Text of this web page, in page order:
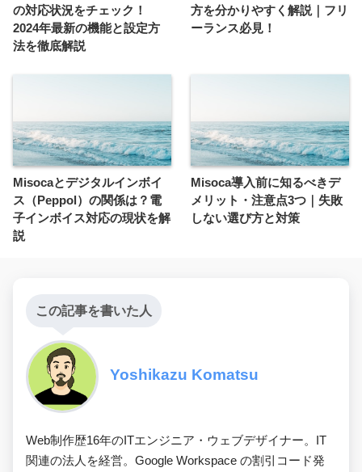
の対応状況をチェック！
2024年最新の機能と設定方
法を徹底解説
方を分かりやすく解説｜フリ
ーランス必見！
Misocaとデジタルインボイ
ス（Peppol）の関係は？電
子インボイス対応の現状を解
説
Misoca導入前に知るべきデ
メリット・注意点3つ｜失敗
しない選び方と対策
この記事を書いた人
Yoshikazu Komatsu
Web制作歴16年のITエンジニア・ウェブデザイナー。IT
関連の法人を経営。Google Workspace の割引コード発